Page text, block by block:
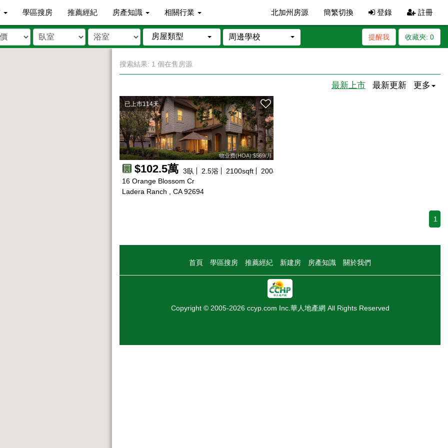
學區搜房 推薦經紀 房產知識 相關行業 北加州房源 簡繁切換 登錄 註冊
房屋類型 周邊學校 收藏夾: 0
提醒我
搜索結果: 1 個在售房源
最新上市 最新更新 更多
已上市114天
物业费(HOA):$569/月
$102.5萬 3臥 2.5浴 2100sqft 2004
16 Orange Blossom Cr
Ladera Ranch , CA 92694
1
首頁 學區搜房 推薦經紀 新建房 房產知識 關於我們
Copyright © 2005-2026 ccyp.com Inc.華人地產網 All Rights Reserved